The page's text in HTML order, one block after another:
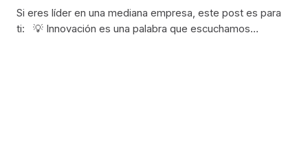
Si eres líder en una mediana empresa, este post es para
ti: 💡 Innovación es una palabra que escuchamos…